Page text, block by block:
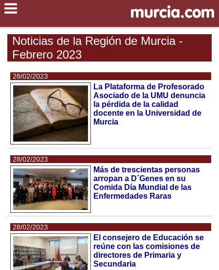
Noticias de la Región de Murcia -
Febrero 2023
28/02/2023
La Plataforma de Profesorado
Asociado de la UMU denuncia
la pérdida de la calidad
docente en la Universidad de
Murcia
28/02/2023
Más de trescientas personas
arropan a D´Genes en su
Comida Día Mundial de las
Enfermedades Raras
28/02/2023
El consejero de Educación se
reúne con las comisiones de
directores de Primaria y
Secundaria